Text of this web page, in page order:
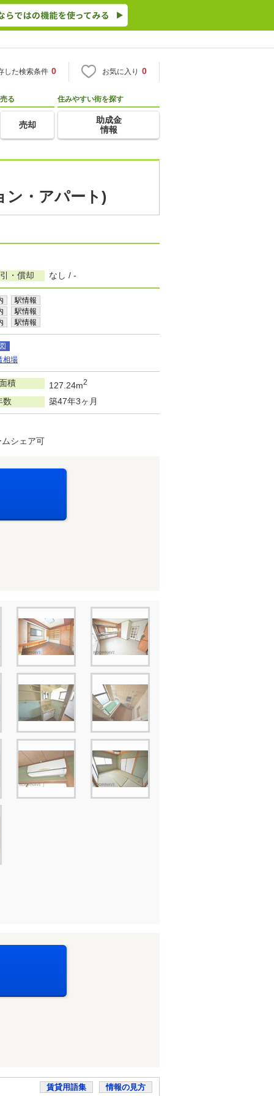
した検索条件 0 お気に入り 0
売る
売却
住みやすい街を探す
助成金
情報
ン・アパート)
・償却 なし / -
駅情報
駅情報
駅情報
相場
積 127.24m2
数 築47年3ヶ月
シェア可
賃貸用語集 情報の見方